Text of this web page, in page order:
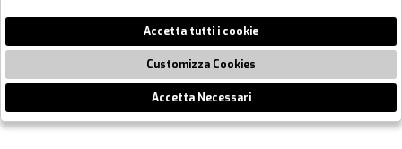
2026 BigBag - P.iva : 00916940679 Powered by
🍪
Accetta tutti i cookie
Customizza Cookies
Accetta Necessari